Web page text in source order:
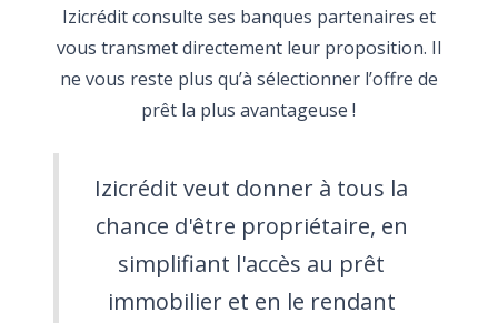
Izicrédit consulte ses banques partenaires et
vous transmet directement leur proposition. Il
ne vous reste plus qu’à sélectionner l’offre de
prêt la plus avantageuse !
Izicrédit veut donner à tous la
chance d'être propriétaire, en
simplifiant l'accès au prêt
immobilier et en le rendant